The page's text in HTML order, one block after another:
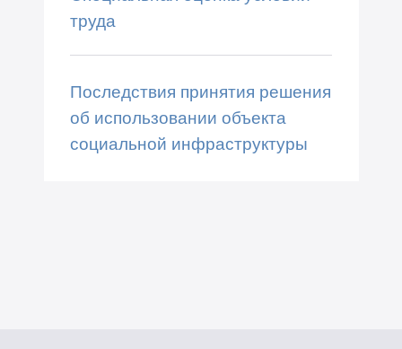
труда
Последствия принятия решения
об использовании объекта
социальной инфраструктуры